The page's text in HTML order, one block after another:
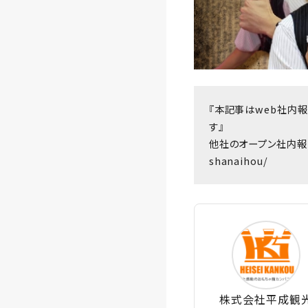
『本記事はweb社内
す』
他社のオープン社内報
shanaihou/
株式会社平成観